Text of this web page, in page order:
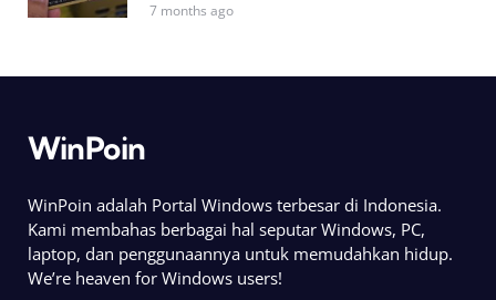
7 months ago
WinPoin
WinPoin adalah Portal Windows terbesar di Indonesia.
Kami membahas berbagai hal seputar Windows, PC,
laptop, dan penggunaannya untuk memudahkan hidup.
We’re heaven for Windows users!